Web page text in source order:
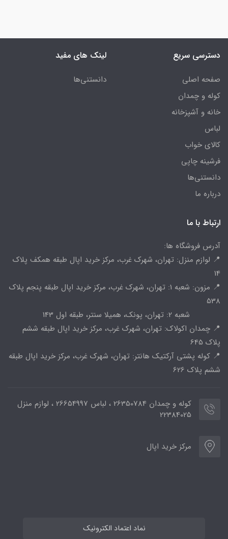
دسترسی سریع
صفحه اصلی
کوله و چمدان
خانه و آشپزخانه
لباس
کالای خواب
فرشینه چاپی
دانستنی‌ها
درباره ما
لینک های مفید
دانستنی‌ها
ارتباط با ما
آدرس فروشگاه ها:
📍 لوازم منزل: تهران، شهرک غرب، مرکز خرید اپال طبقه همکف پلاک
14
📍 مزون: شعبه 1: تهران، شهرک غرب، مرکز خرید اپال طبقه پنجم پلاک
538
شعبه 2: تهران، پونک، همیلا سنتر، طبقه اول 143
📍 چمدان اکولاک: تهران، شهرک غرب، مرکز خرید اپال طبقه ششم
پلاک 645
📍 کوله پشتی آرکتیک هانتر: تهران، شهرک غرب، مرکز خرید اپال طبقه
ششم پلاک 626
کوله و چمدان 26350784 ، لباس 26654997 ، لوازم منزل
22384025
مرکز خرید اپال
نماد اعتماد الکترونیک